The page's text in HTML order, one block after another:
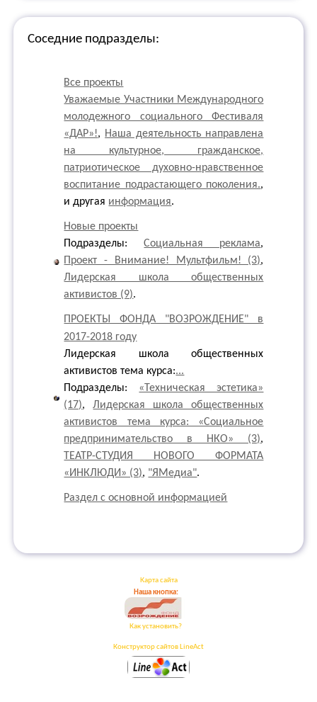
Соседние подразделы:
Все проекты
Уважаемые Участники Международного
молодежного социального Фестиваля
«ДАР»!, Наша деятельность направлена
на культурное, гражданское,
патриотическое духовно-нравственное
воспитание подрастающего поколения.,
и другая информация.
Новые проекты
Подразделы:Социальная реклама,
Проект - Внимание! Мультфильм! (3),
Лидерская школа общественных
активистов (9).
ПРОЕКТЫ ФОНДА "ВОЗРОЖДЕНИЕ" в
2017-2018 году
Лидерская школа общественных
активистов тема курса:...
Подразделы: «Техническая эстетика»
(17),Лидерская школа общественных
активистов тема курса: «Социальное
предпринимательство в НКО» (3),
ТЕАТР-СТУДИЯ НОВОГО ФОРМАТА
«ИНКЛЮДИ» (3), "ЯМедиа".
Раздел с основной информацией
Карта сайта
Наша кнопка:
Как установить?
Конструктор сайтов LineAct